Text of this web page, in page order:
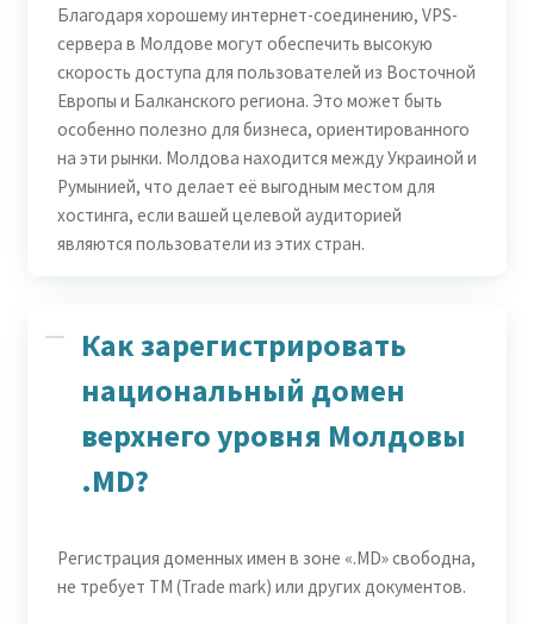
Благодаря хорошему интернет-соединению, VPS-
сервера в Молдове могут обеспечить высокую
скорость доступа для пользователей из Восточной
Европы и Балканского региона. Это может быть
особенно полезно для бизнеса, ориентированного
на эти рынки. Молдова находится между Украиной и
Румынией, что делает её выгодным местом для
хостинга, если вашей целевой аудиторией
являются пользователи из этих стран.
Как зарегистрировать
национальный домен
верхнего уровня Молдовы
.MD?
Регистрация доменных имен в зоне «.MD» свободна,
не требует ТМ (Trade mark) или других документов.